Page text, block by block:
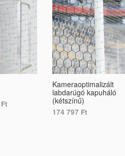
Ft
Kameraoptimalizált
labdarúgó kapuháló
(kétszínű)
174 797 Ft